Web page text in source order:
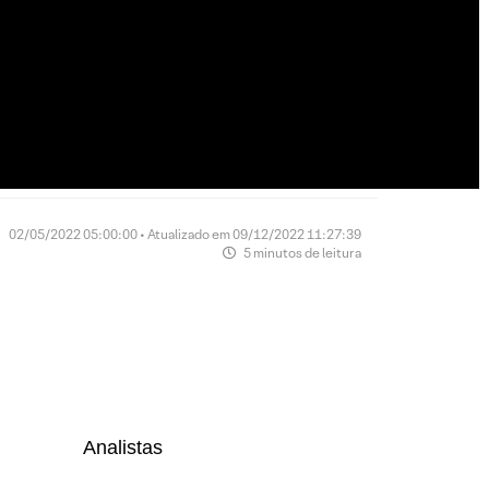
02/05/2022 05:00:00 • Atualizado em 09/12/2022 11:27:39
5 minutos de leitura
Analistas